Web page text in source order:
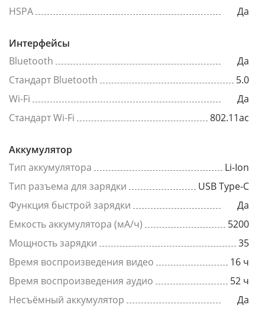
HSPA
Да
Интерфейсы
Bluetooth
Да
Стандарт Bluetooth
5.0
Wi-Fi
Да
Стандарт Wi-Fi
802.11ac
Аккумулятор
Тип аккумулятора
Li-Ion
Тип разъема для зарядки
USB Type-C
Функция быстрой зарядки
Да
Емкость аккумулятора (мА/ч)
5200
Мощность зарядки
35
Время воспроизведения видео
16 ч
Время воспроизведения аудио
52 ч
Несъёмный аккумулятор
Да